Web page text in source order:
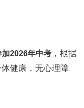
2026年中考 ，根据
健康，无心理障